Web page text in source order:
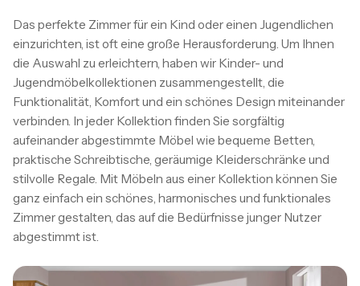
Das perfekte Zimmer für ein Kind oder einen Jugendlichen
einzurichten, ist oft eine große Herausforderung. Um Ihnen
die Auswahl zu erleichtern, haben wir Kinder- und
Jugendmöbelkollektionen zusammengestellt, die
Funktionalität, Komfort und ein schönes Design miteinander
verbinden. In jeder Kollektion finden Sie sorgfältig
aufeinander abgestimmte Möbel wie bequeme Betten,
praktische Schreibtische, geräumige Kleiderschränke und
stilvolle Regale. Mit Möbeln aus einer Kollektion können Sie
ganz einfach ein schönes, harmonisches und funktionales
Zimmer gestalten, das auf die Bedürfnisse junger Nutzer
abgestimmt ist.